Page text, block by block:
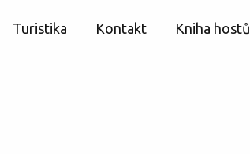
Turistika Kontakt Kniha hostů